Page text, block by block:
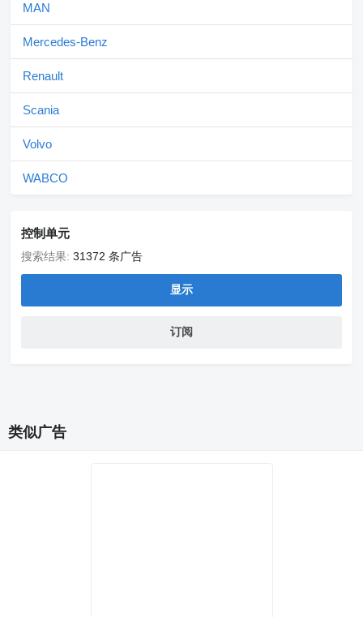
MAN
Mercedes-Benz
Renault
Scania
Volvo
WABCO
控制单元
搜索结果: 31372 条广告
显示
订阅
类似广告